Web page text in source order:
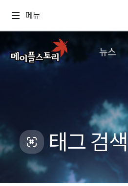
메뉴
뉴스
업데이트
이벤트
캐시샵 공지
메이플 알림판
with maple
태그 검색